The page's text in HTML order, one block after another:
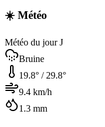
☀️ Météo
Météo du jour J
Bruine
19.8° / 29.8°
9.4 km/h
1.3 mm